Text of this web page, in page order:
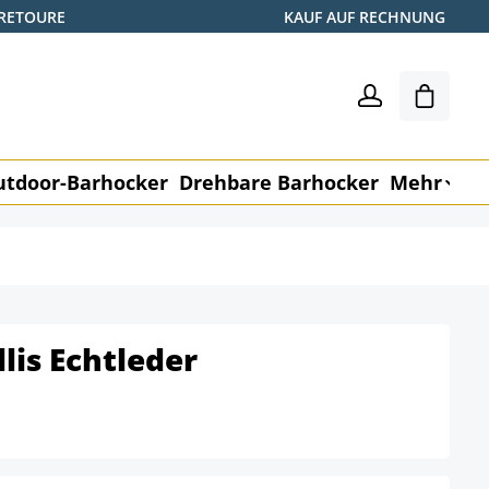
KAUF AUF RECHNUNG
Barhocker Drehbare Barhocker Mehr
Echtleder